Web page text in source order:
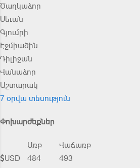
Ծաղկաձոր
Սեւան
Գյումրի
Էջմիածին
Դիլիջան
Վանաձոր
Աշտարակ
7 օրվա տեսություն
Փոխարժեքներ
Առք
Վաճառք
USD
484
493